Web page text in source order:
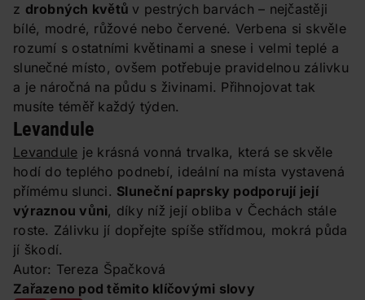
z drobných květů v pestrých barvách – nejčastěji
bílé, modré, růžové nebo červené. Verbena si skvěle
rozumí s ostatními květinami a snese i velmi teplé a
slunečné místo, ovšem potřebuje pravidelnou zálivku
a je náročná na půdu s živinami. Přihnojovat tak
musíte téměř každý týden.
Levandule
Levandule je krásná vonná trvalka, která se skvěle
hodí do teplého podnebí, ideální na místa vystavená
přímému slunci. Sluneční paprsky podporují její
výraznou vůni, díky níž její obliba v Čechách stále
roste. Zálivku jí dopřejte spíše střídmou, mokrá půda
jí škodí.
Autor: Tereza Špačková
Zařazeno pod těmito klíčovými slovy